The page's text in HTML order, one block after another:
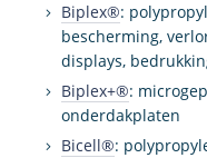
Biplex®:
bescherming,
displays,
Biplex+®:
onderdakplaten
Bicell®: